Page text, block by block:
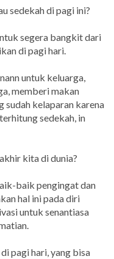
sedekah di pagi ini?
segera bangkit dari
di pagi hari.
untuk keluarga,
memberi makan
sudah kelaparan karena
sedekah, in
kita di dunia?
baik pengingat dan
hal ini pada diri
untuk senantiasa
pagi hari, yang bisa